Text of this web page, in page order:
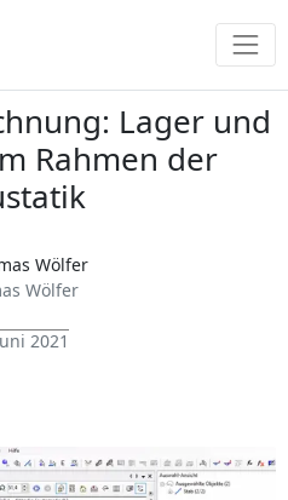
Lager und
Rahmen der
Wölfer
2021